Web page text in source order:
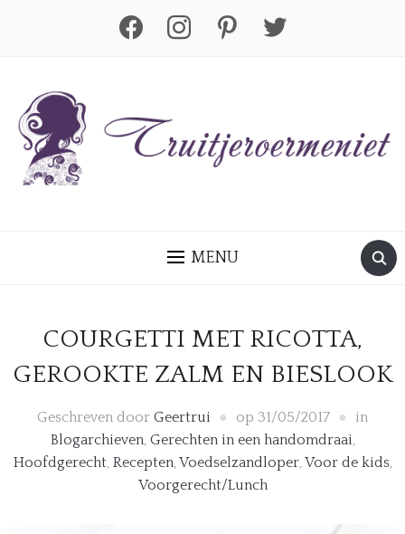
facebook instagram pinterest twitter
MENU
COURGETTI MET RICOTTA,
GEROOKTE ZALM EN BIESLOOK
Geschreven door Geertrui op 31/05/2017
in
Blogarchieven, Gerechten in een handomdraai,
Hoofdgerecht, Recepten,Voedselzandloper,Voor de kids,
Voorgerecht/Lunch